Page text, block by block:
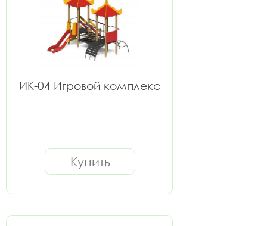
ИК-04 Игровой комплекс
Купить